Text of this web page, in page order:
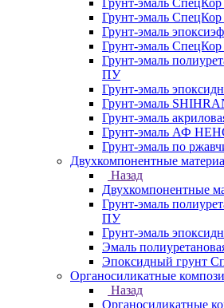
Грунт-эмаль СпецКор
Грунт-эмаль СпецКор
Грунт-эмаль
Грунт-эмаль СпецКор
Грунт-эмаль
ПУ
Грунт-эмаль
Грунт-эмаль
Грунт-эмаль
Грунт-эмаль АФ
Грунт-эмаль по
Двухкомпонентные
Назад
Двухкомпонентные
Грунт-эмаль
ПУ
Грунт-эмаль
Эмаль
Эпоксидный грунт
Органосиликатные
Назад
Органосиликатные